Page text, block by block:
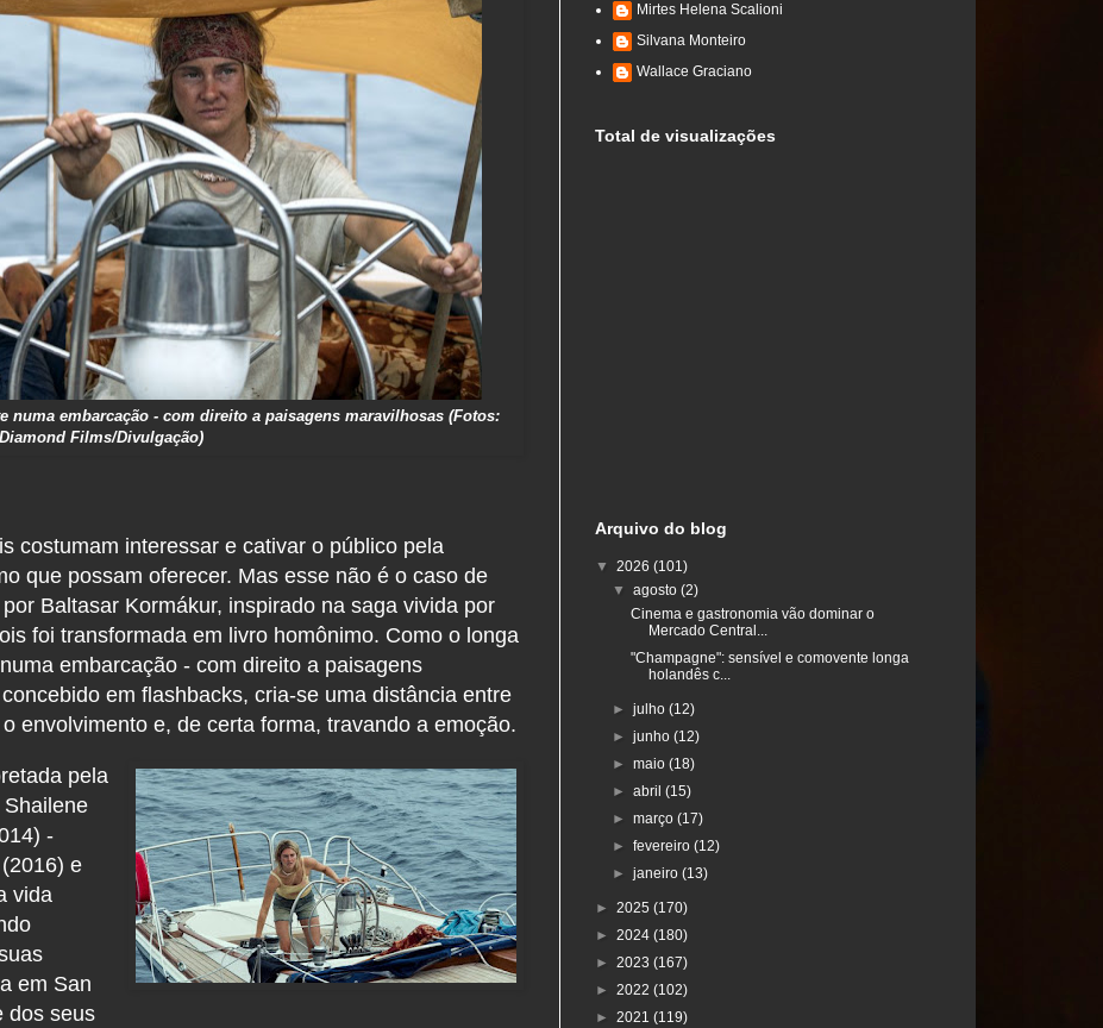
numa embarcação - com direito a paisagens maravilhosas (Fotos:
Diamond Films/Divulgação)
costumam interessar e cativar o público pela
que possam oferecer. Mas esse não é o caso de
Baltasar Kormákur, inspirado na saga vivida por
foi transformada em livro homônimo. Como o longa
embarcação - com direito a paisagens
em flashbacks, cria-se uma distância entre
envolvimento e, de certa forma, travando a emoção.
pela
-
e
vida
em San
dos seus
Mirtes Helena Scalioni
Silvana Monteiro
Wallace Graciano
Total de visualizações
Arquivo do blog
▼ 2026 (101)
▼agosto(2)
Cinema e gastronomia vão dominar o
Mercado Central...
"Champagne": sensível e comovente longa
holandês c...
►julho(12)
►junho(12)
►maio(18)
►abril(15)
►março(17)
►fevereiro(12)
►janeiro(13)
► 2025 (170)
► 2024 (180)
► 2023 (167)
► 2022 (102)
► 2021 (119)